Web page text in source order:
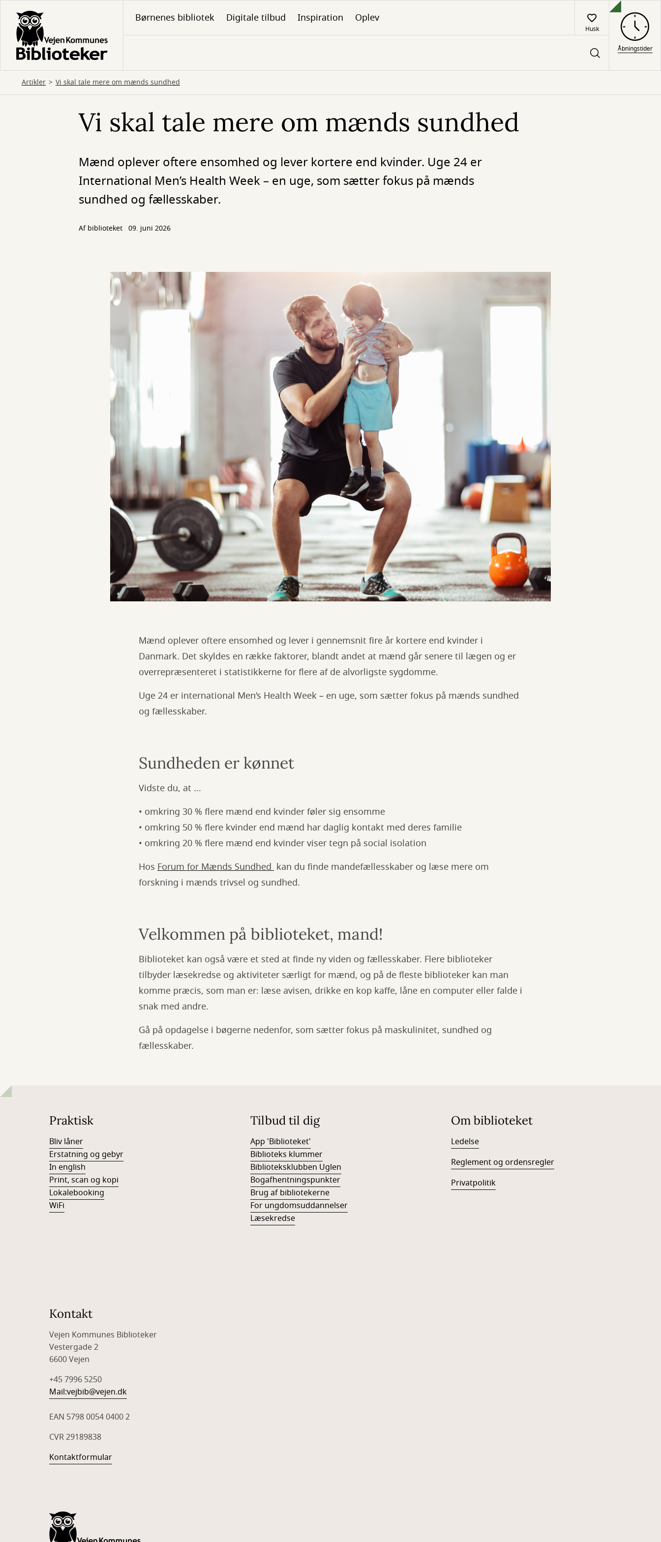
hovedindhold
Børnenes bibliotek Digitale tilbud Inspiration Oplev
Husk
Åbningstider
Artikler Vi skal tale mere om mænds sundhed
Vi skal tale mere om mænds sundhed
Mænd oplever oftere ensomhed og lever kortere end kvinder. Uge 24 er
International Men’s Health Week – en uge, som sætter fokus på mænds
sundhed og fællesskaber.
Af biblioteket 09. juni 2026
Mænd oplever oftere ensomhed og lever i gennemsnit fire år kortere end kvinder i
Danmark. Det skyldes en række faktorer, blandt andet at mænd går senere til lægen og er
overrepræsenteret i statistikkerne for flere af de alvorligste sygdomme.
Uge 24 er international Men’s Health Week – en uge, som sætter fokus på mænds sundhed
og fællesskaber.
Sundheden er kønnet
Vidste du, at ...
• omkring 30 % flere mænd end kvinder føler sig ensomme
• omkring 50 % flere kvinder end mænd har daglig kontakt med deres familie
• omkring 20 % flere mænd end kvinder viser tegn på social isolation
Hos Forum for Mænds Sundhed kan du finde mandefællesskaber og læse mere om
forskning i mænds trivsel og sundhed.
Velkommen på biblioteket, mand!
Biblioteket kan også være et sted at finde ny viden og fællesskaber. Flere biblioteker
tilbyder læsekredse og aktiviteter særligt for mænd, og på de fleste biblioteker kan man
komme præcis, som man er: læse avisen, drikke en kop kaffe, låne en computer eller falde i
snak med andre.
Gå på opdagelse i bøgerne nedenfor, som sætter fokus på maskulinitet, sundhed og
fællesskaber.
Praktisk
Bliv låner
Erstatning og gebyr
In english
Print, scan og kopi
Lokalebooking
WiFi
Tilbud til dig
App 'Biblioteket'
Biblioteks klummer
Biblioteksklubben Uglen
Bogafhentningspunkter
Brug af bibliotekerne
For ungdomsuddannelser
Læsekredse
Om biblioteket
Ledelse
Reglement og ordensregler
Privatpolitik
Kontakt
Vejen Kommunes Biblioteker
Vestergade 2
6600 Vejen
+45 7996 5250
Mail:vejbib@vejen.dk
EAN 5798 0054 0400 2
CVR 29189838
Kontaktformular